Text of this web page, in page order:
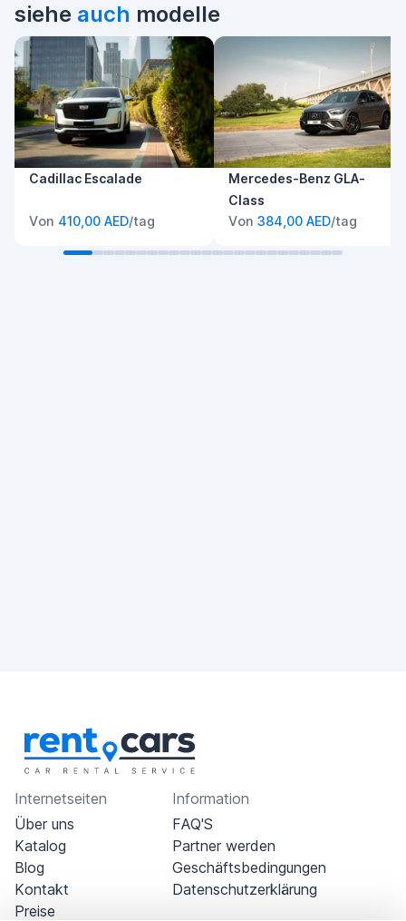
siehe auch modelle
Cadillac Escalade
Von 410,00 AED/tag
Mercedes-Benz GLA-
Class
Von 384,00 AED/tag
Internetseiten
Über uns
Katalog
Blog
Kontakt
Preise
Information
FAQ'S
Partner werden
Geschäftsbedingungen
Datenschutzerklärung